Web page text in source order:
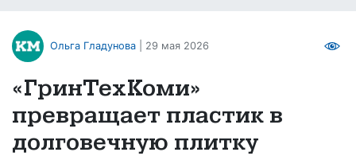
Ольга Гладунова | 29 мая 2026
«ГринТехКоми»
превращает пластик в
долговечную плитку